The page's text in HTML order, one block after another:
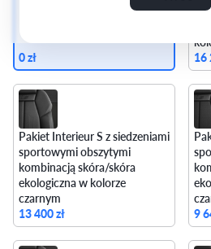
0 zł
16
Pakiet Interieur S z siedzeniami
sportowymi obszytymi
kombinacją skóra/skóra
ekologiczna w kolorze
czarnym
13 400 zł
9